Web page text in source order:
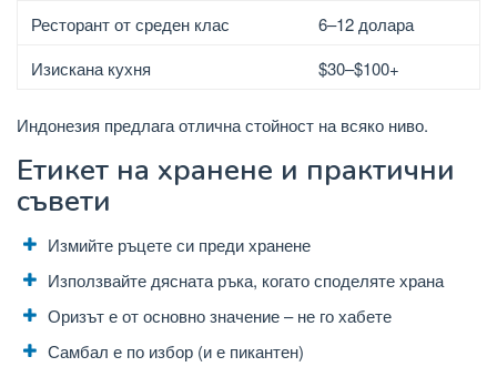
Ресторант от среден клас
6–12 долара
Изискана кухня
$30–$100+
Индонезия предлага отлична стойност на всяко ниво.
Етикет на хранене и практични
съвети
Измийте ръцете си преди хранене
Използвайте дясната ръка, когато споделяте храна
Оризът е от основно значение – не го хабете
Самбал е по избор (и е пикантен)